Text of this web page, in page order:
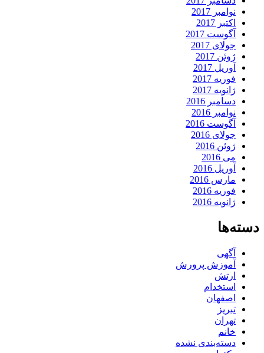
نوامبر 2017
اکتبر 2017
آگوست 2017
جولای 2017
ژوئن 2017
آوریل 2017
فوریه 2017
ژانویه 2017
دسامبر 2016
نوامبر 2016
آگوست 2016
جولای 2016
ژوئن 2016
می 2016
آوریل 2016
مارس 2016
فوریه 2016
ژانویه 2016
دسته‌ها
آگهی
آموزش پرورش
ارتش
استخدام
اصفهان
تبریز
تهران
خانم
دسته‌بندی نشده